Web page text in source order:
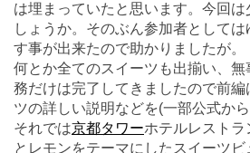
は埋まっていたと思います。今回
しょうか。そのぶん参加者として
す事が出来たので助かりましたが。
何とか全てのスイーツも出揃い、
務だけは完了してきましたので前
ツの詳しい説明などを(一部公式から
それでは京都タワーホテルレスト
とレモンをテーマにしたスイーツ